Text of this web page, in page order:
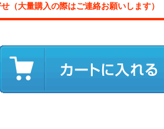
（大量購入の際はご連絡お願いします）